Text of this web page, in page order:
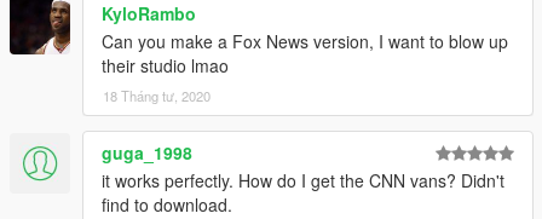
KyloRambo
Can you make a Fox News version, I want to blow up
their studio lmao
18 Tháng tư, 2020
guga_1998
it works perfectly. How do I get the CNN vans? Didn't
find to download.